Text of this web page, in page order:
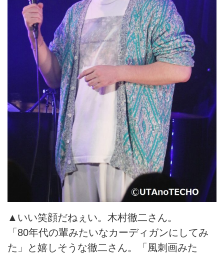
▲いい笑顔だねぇい。木村徹二さん。
「80年代の輩みたいなカーディガンにしてみ
た」と嬉しそうな徹二さん。「風刺画みた